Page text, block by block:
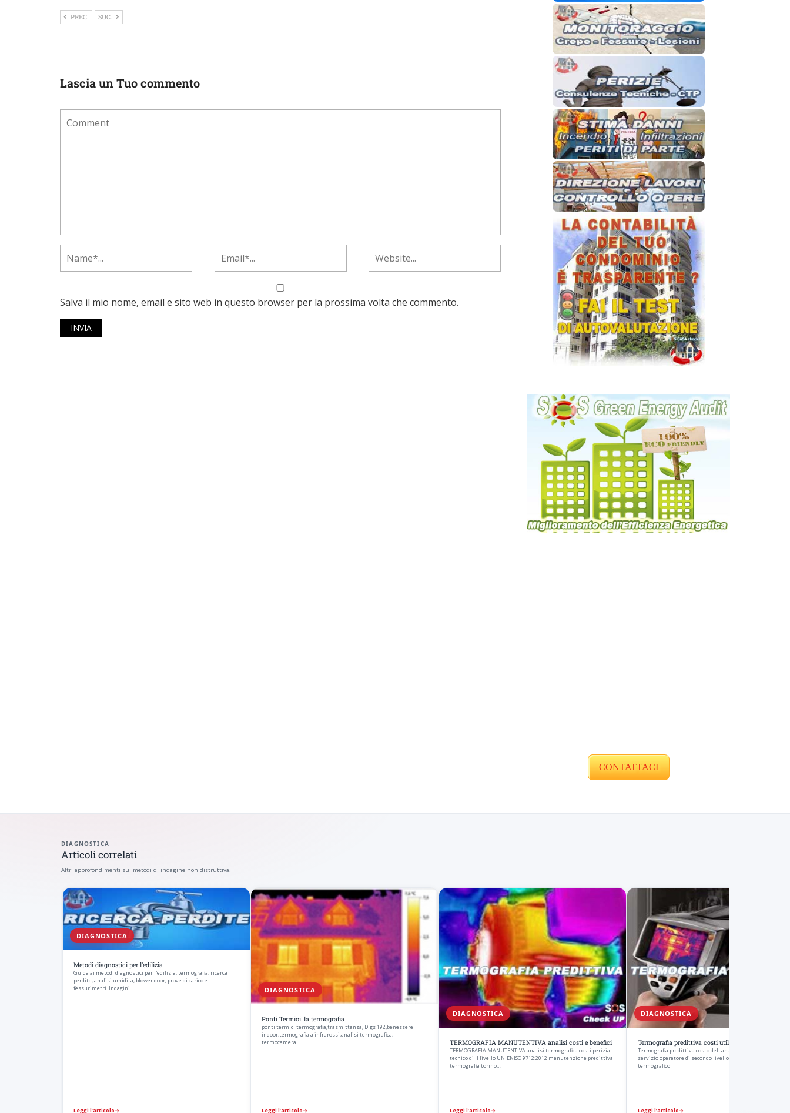
PREC. SUC.
Lascia un Tuo commento
Salva il mio nome, email e sito web in questo browser per la prossima volta che commento.
CONTATTACI
DIAGNOSTICA
Articoli correlati
Altri approfondimenti sui metodi di indagine non distruttiva.
DIAGNOSTICA
Metodi diagnostici per l'edilizia
Guida ai metodi diagnostici per l'edilizia: termografia, ricerca
perdite, analisi umidita, blower door, prove di carico e
fessurimetri. Indagini
Leggi l’articolo→
DIAGNOSTICA
Ponti Termici: la termografia
ponti termici termografia,trasmittanza, Dlgs 192,benessere
indoor,termografia a infrarossi,analisi termografica,
termocamera
Leggi l’articolo→
DIAGNOSTICA
TERMOGRAFIA MANUTENTIVA analisi costi e benefici
TERMOGRAFIA MANUTENTIVA analisi termografica costi perizia
tecnico di II livello UNIENISO 9712:2012 manutenzione predittiva
termografia torino…
Leggi l’articolo→
DIAGNOSTICA
Termografia predittiva costi utilizzo e vantaggi
Termografia predittiva costo dell'analisi termografica
servizio operatore di secondo livello II UNI EN 473-ISO 9712
termografico
Leggi l’articolo→